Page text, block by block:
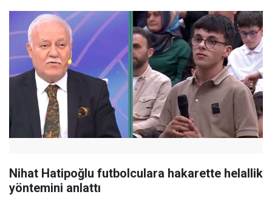
Nihat Hatipoğlu futbolculara hakarette helallik
yöntemini anlattı